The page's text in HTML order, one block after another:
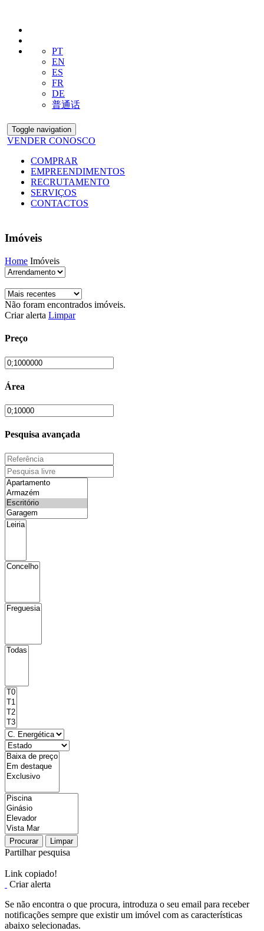
PT
EN
ES
FR
DE
普通话
Toggle navigation
VENDER CONOSCO
COMPRAR
EMPREENDIMENTOS
RECRUTAMENTO
SERVIÇOS
CONTACTOS
Imóveis
Home Imóveis
Não foram encontrados imóveis.
Criar alerta Limpar
Preço
Área
Pesquisa avançada
Procurar Limpar
Partilhar pesquisa
Link copiado!
Criar alerta
Se não encontra o que procura, introduza o seu email para receber
notificações sempre que existir um imóvel com as características
abaixo selecionadas.